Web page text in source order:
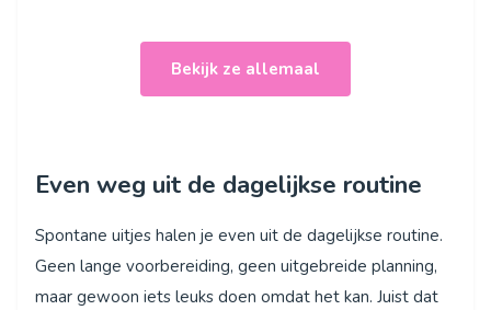
Bekijk ze allemaal
Even weg uit de dagelijkse routine
Spontane uitjes halen je even uit de dagelijkse routine.
Geen lange voorbereiding, geen uitgebreide planning,
maar gewoon iets leuks doen omdat het kan. Juist dat